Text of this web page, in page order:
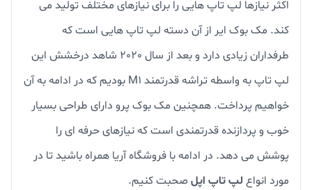
اکثر نیازها لپ تاپ هایی را برای نیازهای مختلف تولید می
کند. مک بوک ایر از آن دسته لپ تاپ هایی است که
طرفداران زیادی دارد و بعد از سال 2020 شاهد درخشش این
لپ تاپ به واسطه تراشه قدرتمند M1 بودیم که در ادامه به آن
خواهیم پرداخت. همچنین مک بوک پرو دارای طراحی بسیار
خوب و پردازنده قدرتمندی است که نیازهای حرفه ای را
پوشش می دهد. در ادامه با فروشگاه آریا همراه باشید تا در
مورد انواع لپ تاپ اپل صحبت کنیم.